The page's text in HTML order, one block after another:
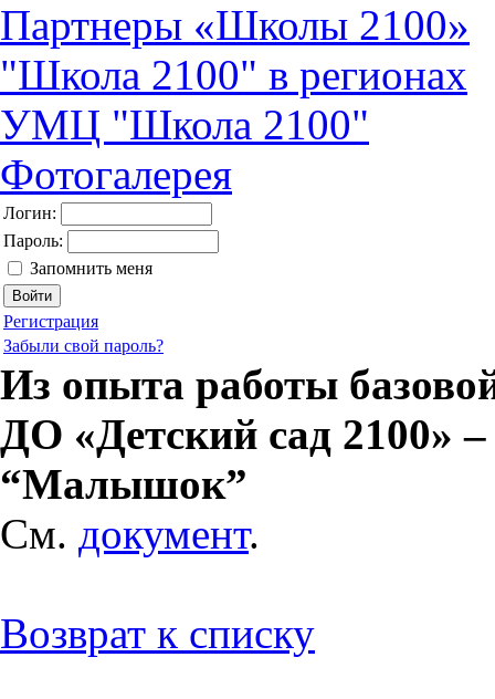
Партнеры «Школы 2100»
"Школа 2100" в регионах
УМЦ "Школа 2100"
Фотогалерея
Логин:
Пароль:
Запомнить меня
Регистрация
Забыли свой пароль?
Из опыта работы
ДО «Детский сад 2100»
“Малышок”
См. документ.
Возврат к списку